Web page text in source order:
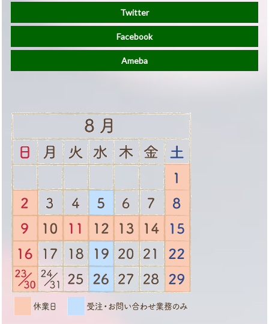
Twitter
Facebook
Ameba